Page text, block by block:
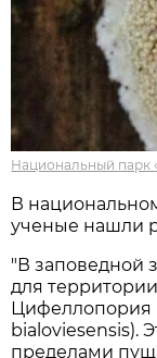
Национальный парк
В
ученые нашли
"В заповедной
для
Цифеллопория
bialoviesensis).
пределами